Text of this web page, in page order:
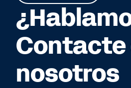
Contacte
nosotros